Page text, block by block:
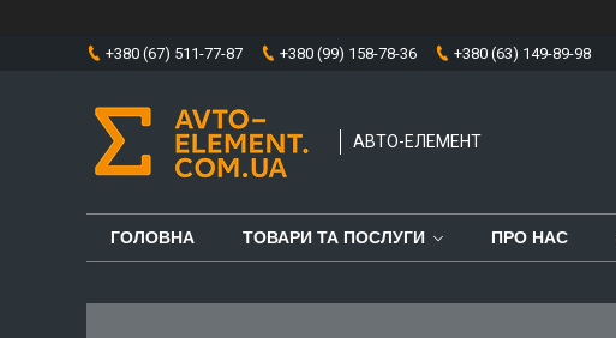
+380 (67) 511-77-87 +380 (99) 158-78-36 +380 (63) 149-89-98
АВТО-ЕЛЕМЕНТ
ГОЛОВНА ТОВАРИ ТА ПОСЛУГИ ПРО НАС